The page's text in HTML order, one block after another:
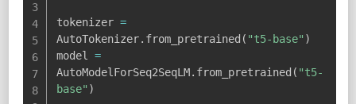
tokenizer =
AutoTokenizer. from_pretrained ( "t5-base" )
model =
AutoModelForSeq2SeqLM. from_pretrained ( "t5-
base" )